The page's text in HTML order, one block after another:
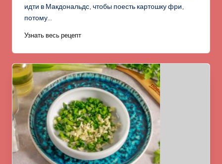
идти в Макдональдс, чтобы поесть картошку фри,
потому…
Узнать весь рецепт